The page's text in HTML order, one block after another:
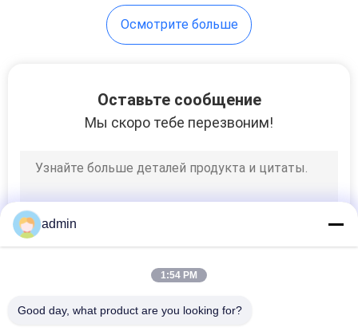
Электрод чашки
Электроды
прилипателя
собственной
личности
Осмотрите больше
Оставьте сообщение
Мы скоро тебе перезвоним!
admin
1:54 PM
Good day, what product are you looking for?